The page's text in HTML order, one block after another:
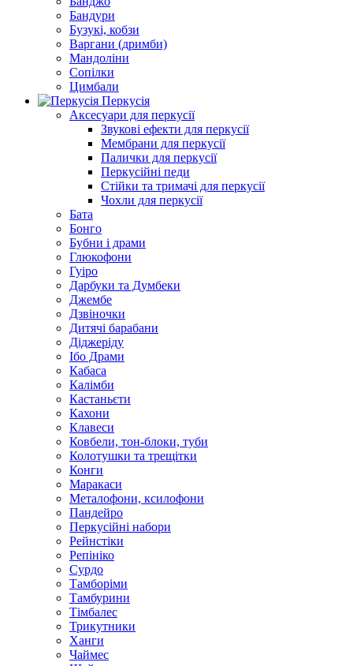
Бандури
Бузукі, кобзи
Варгани (дримби)
Мандоліни
Сопілки
Цимбали
Перкусія
Аксесуари для перкусії
Звукові ефекти для перкусії
Мембрани для перкусії
Палички для перкусії
Перкусійні педи
Стійки та тримачі для перкусії
Чохли для перкусії
Бата
Бонго
Бубни і драми
Глюкофони
Гуіро
Дарбуки та Думбеки
Джембе
Дзвіночки
Дитячі барабани
Діджеріду
Ібо Драми
Кабаса
Калімби
Кастаньєти
Кахони
Клавеси
Ковбели, тон-блоки, туби
Колотушки та трещітки
Конги
Маракаси
Металофони, ксилофони
Пандейро
Перкусійні набори
Рейнстіки
Репініко
Сурдо
Тамборіми
Тамбурини
Тімбалес
Трикутники
Ханги
Чаймес